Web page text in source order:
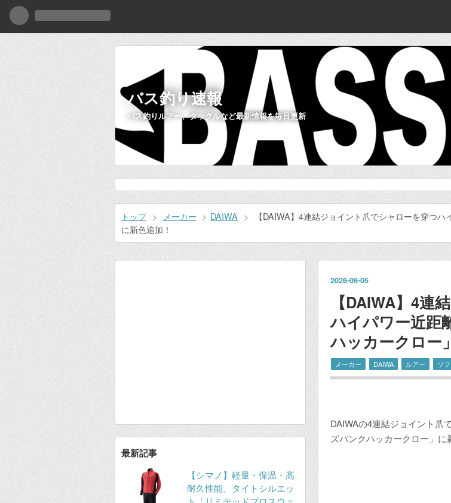
バス釣り速報
バス釣りルアー、タックルなど最新情報を毎日更新
トップ > メーカー > DAIWA >
【DAIWA】4連結ジョイント爪でシャローを穿つ
に新色追加！
2026-06-05
【DAIWA】4連
ハイパワー近距
ハッカークロー
メーカー DAIWA ルアー ソ
DAIWAの4連結ジョイント爪
ズバンクハッカークロー」に
最新記事
【シマノ】軽量・保温・高
耐久性能、タイトシルエッ